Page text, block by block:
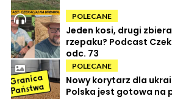
POLECANE
Jeden kosi, drugi
rzepaku? Podcast
odc. 73
POLECANE
Nowy korytarz dla
Polska jest gotowa na